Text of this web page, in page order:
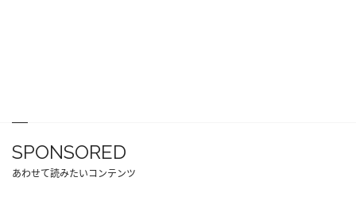
SPONSORED
あわせて読みたいコンテンツ